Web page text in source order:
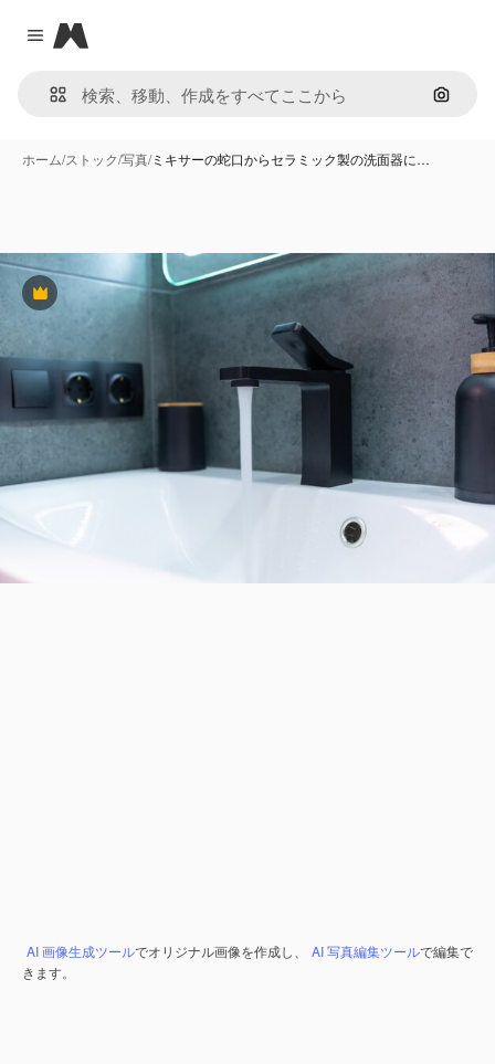
Close menu
Magnific
画像で
ホーム/ストック/写真/ミキサーの蛇口からセラミック製の洗面器に…
Premium
AI 画像生成ツールでオリジナル画像を作成し、 AI 写真編集ツールで編集で
きます。